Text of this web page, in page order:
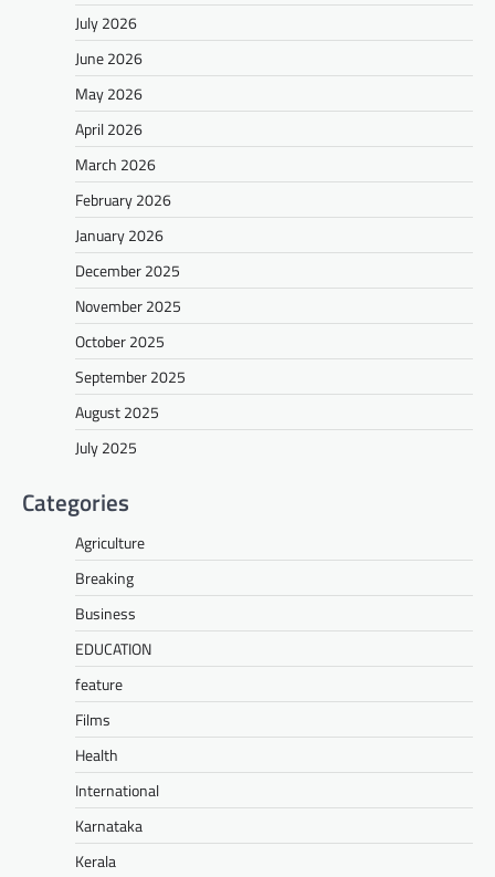
July 2026
June 2026
May 2026
April 2026
March 2026
February 2026
January 2026
December 2025
November 2025
October 2025
September 2025
August 2025
July 2025
Categories
Agriculture
Breaking
Business
EDUCATION
feature
Films
Health
International
Karnataka
Kerala